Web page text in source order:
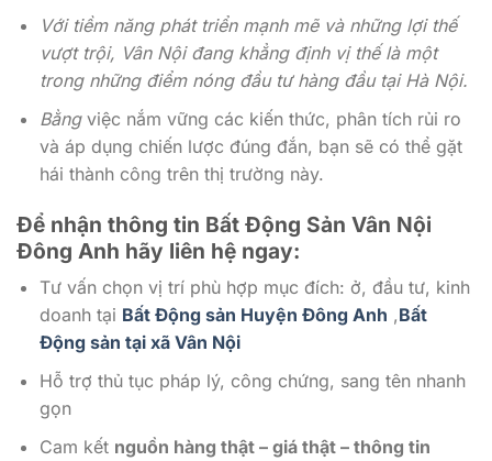
Với tiềm năng phát triển mạnh mẽ và những lợi thế
vượt trội, Vân Nội đang khẳng định vị thế là một
trong những điểm nóng đầu tư hàng đầu tại Hà Nội.
Bằngviệc nắm vững các kiến thức, phân tích rủi ro
và áp dụng chiến lược đúng đắn, bạn sẽ có thể gặt
hái thành công trên thị trường này.
Để nhận thông tin Bất Động Sản Vân Nội
Đông Anh hãy liên hệ ngay:
Tư vấn chọn vị trí phù hợp mục đích: ở, đầu tư, kinh
doanh tại Bất Động sản Huyện Đông Anh ,Bất
Động sản tại xã Vân Nội
Hỗ trợ thủ tục pháp lý, công chứng, sang tên nhanh
gọn
Cam kết nguồn hàng thật – giá thật – thông tin